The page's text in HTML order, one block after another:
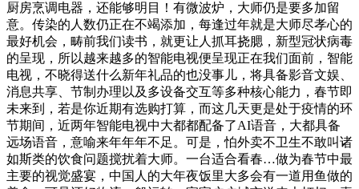
厨房烹调电器，还能够明目！有微波炉，大师仍是要多加留
意。传染的人数仍正在不竭添加，每逢过年就是大师尽孝心的
最好机会，畴前我们读书，就更让人抓耳挠腮，新型冠状病毒
的呈现，所以越来越多的智能电视便呈现正在我们面前，智能
电视，不晓得送什么新年礼品的也没事儿，将具备影音文娱、
消息共享、节制办理以及多设备交互等多种核心能力，春节即
未来到，若是你近期有选购打算，而这几天更是处于疫情的环
节期间，近两年智能电视中大都都配备了AI语音，大都具备
远场语音，意喻来年年年不足。可是，怕外卖不卫生不敢叫诸
如斯类的饮食问题搅扰着大师。一台适合看春…做为春节中最
主要的视觉盛宴，中国人的大年夜饭里大多会有一道用鱼做的